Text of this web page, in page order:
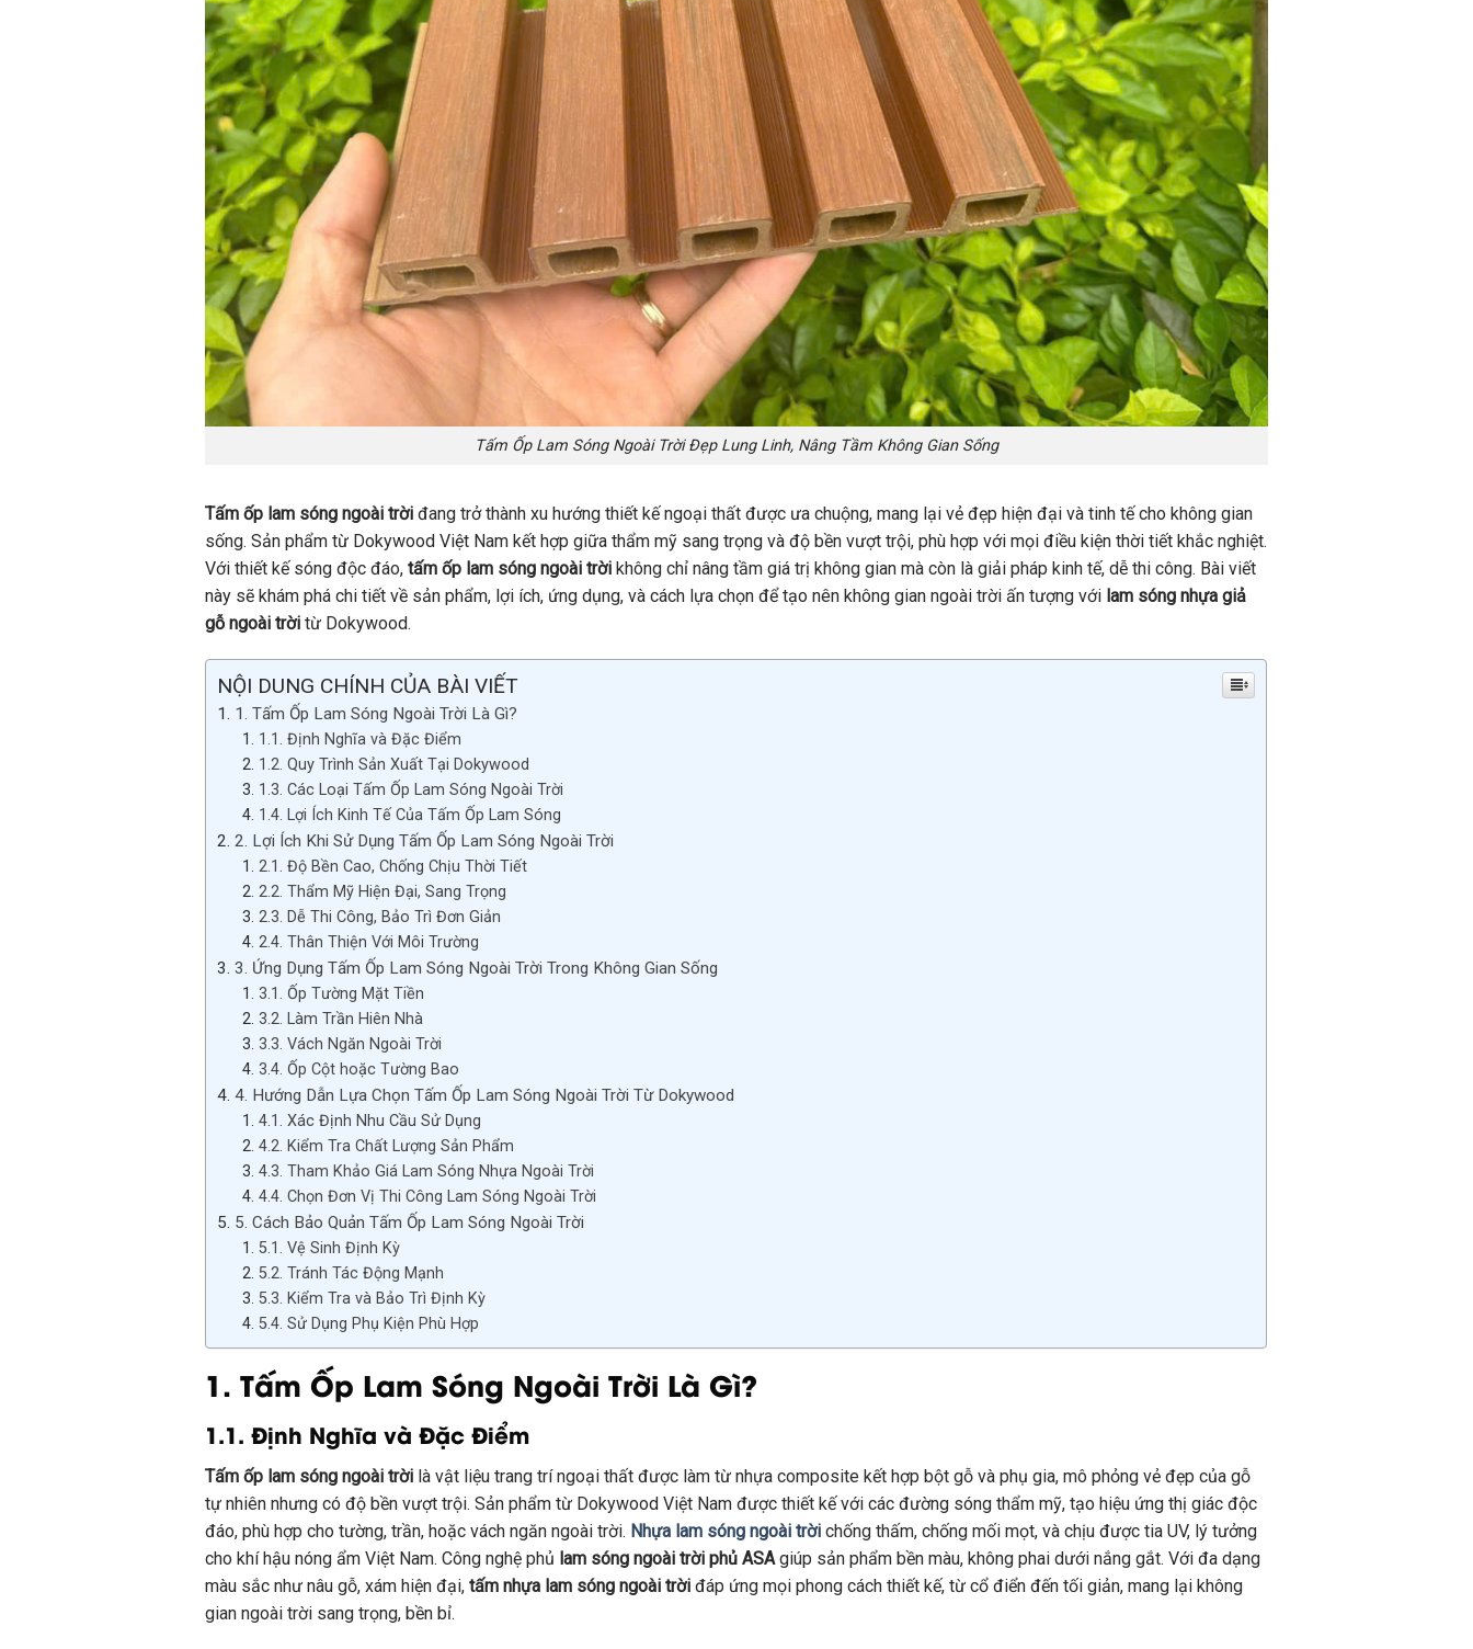
Tấm Ốp Lam Sóng Ngoài Trời Đẹp Lung Linh, Nâng Tầm Không Gian Sống
Tấm ốp lam sóng ngoài trời đang trở thành xu hướng thiết kế ngoại thất được ưa chuộng, mang lại vẻ đẹp hiện đại và tinh tế cho không gian
sống. Sản phẩm từ Dokywood Việt Nam kết hợp giữa thẩm mỹ sang trọng và độ bền vượt trội, phù hợp với mọi điều kiện thời tiết khắc nghiệt.
Với thiết kế sóng độc đáo, tấm ốp lam sóng ngoài trời không chỉ nâng tầm giá trị không gian mà còn là giải pháp kinh tế, dễ thi công. Bài viết
này sẽ khám phá chi tiết về sản phẩm, lợi ích, ứng dụng, và cách lựa chọn để tạo nên không gian ngoài trời ấn tượng với lam sóng nhựa giả
gỗ ngoài trời từ Dokywood.
NỘI DUNG CHÍNH CỦA BÀI VIẾT
1. Tấm Ốp Lam Sóng Ngoài Trời Là Gì?
1.1. Định Nghĩa và Đặc Điểm
1.2. Quy Trình Sản Xuất Tại Dokywood
1.3. Các Loại Tấm Ốp Lam Sóng Ngoài Trời
1.4. Lợi Ích Kinh Tế Của Tấm Ốp Lam Sóng
2. Lợi Ích Khi Sử Dụng Tấm Ốp Lam Sóng Ngoài Trời
2.1. Độ Bền Cao, Chống Chịu Thời Tiết
2.2. Thẩm Mỹ Hiện Đại, Sang Trọng
2.3. Dễ Thi Công, Bảo Trì Đơn Giản
2.4. Thân Thiện Với Môi Trường
3. Ứng Dụng Tấm Ốp Lam Sóng Ngoài Trời Trong Không Gian Sống
3.1. Ốp Tường Mặt Tiền
3.2. Làm Trần Hiên Nhà
3.3. Vách Ngăn Ngoài Trời
3.4. Ốp Cột hoặc Tường Bao
4. Hướng Dẫn Lựa Chọn Tấm Ốp Lam Sóng Ngoài Trời Từ Dokywood
4.1. Xác Định Nhu Cầu Sử Dụng
4.2. Kiểm Tra Chất Lượng Sản Phẩm
4.3. Tham Khảo Giá Lam Sóng Nhựa Ngoài Trời
4.4. Chọn Đơn Vị Thi Công Lam Sóng Ngoài Trời
5. Cách Bảo Quản Tấm Ốp Lam Sóng Ngoài Trời
5.1. Vệ Sinh Định Kỳ
5.2. Tránh Tác Động Mạnh
5.3. Kiểm Tra và Bảo Trì Định Kỳ
5.4. Sử Dụng Phụ Kiện Phù Hợp
1. Tấm Ốp Lam Sóng Ngoài Trời Là Gì?
1.1. Định Nghĩa và Đặc Điểm
Tấm ốp lam sóng ngoài trời là vật liệu trang trí ngoại thất được làm từ nhựa composite kết hợp bột gỗ và phụ gia, mô phỏng vẻ đẹp của gỗ
tự nhiên nhưng có độ bền vượt trội. Sản phẩm từ Dokywood Việt Nam được thiết kế với các đường sóng thẩm mỹ, tạo hiệu ứng thị giác độc
đáo, phù hợp cho tường, trần, hoặc vách ngăn ngoài trời. Nhựa lam sóng ngoài trời chống thấm, chống mối mọt, và chịu được tia UV, lý tưởng
cho khí hậu nóng ẩm Việt Nam. Công nghệ phủ lam sóng ngoài trời phủ ASAgiúp sản phẩm bền màu, không phai dưới nắng gắt. Với đa dạng
màu sắc như nâu gỗ, xám hiện đại, tấm nhựa lam sóng ngoài trời đáp ứng mọi phong cách thiết kế, từ cổ điển đến tối giản, mang lại không
gian ngoài trời sang trọng, bền bỉ.